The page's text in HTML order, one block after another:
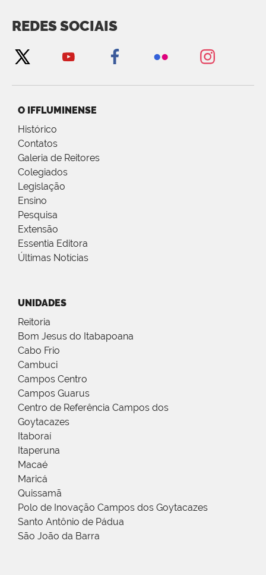
REDES SOCIAIS
O IFFLUMINENSE
Histórico
Contatos
Galeria de Reitores
Colegiados
Legislação
Ensino
Pesquisa
Extensão
Essentia Editora
Últimas Notícias
UNIDADES
Reitoria
Bom Jesus do Itabapoana
Cabo Frio
Cambuci
Campos Centro
Campos Guarus
Centro de Referência Campos dos
Goytacazes
Itaboraí
Itaperuna
Macaé
Maricá
Quissamã
Polo de Inovação Campos dos Goytacazes
Santo Antônio de Pádua
São João da Barra